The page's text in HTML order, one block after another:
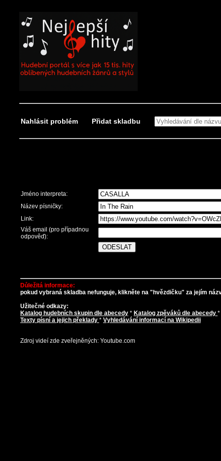
Nahlásit problém Přidat skladbu
Jméno interpreta:
Název písničky:
Link:
Váš email (pro případnou
odpověď):
Důležitá informace:
pokud vybraná skladba nefunguje, klikněte na "hvězdičku" za jejím
Užitečné odkazy:
Katalog hudebních skupin dle abecedy * Katalog zpěváků dle abecedy *
Texty písní a jejich překlady * Vyhledávání informací na Wikipedii
Zdroj videí zde zveřejněných: Youtube.com